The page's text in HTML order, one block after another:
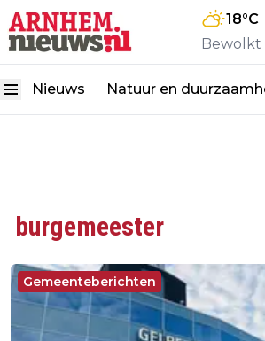
18°C
Bewolkt
Nieuws Natuur en
burgemeester
Gemeenteberichten